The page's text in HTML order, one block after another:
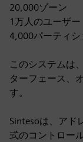
20,000ゾーン
1万人のユーザー
4,000パーティシ
このシステムは
ターフェース、
す。
Sintesoは、アド
式のコントロー